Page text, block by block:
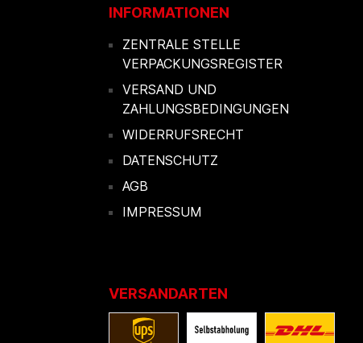
INFORMATIONEN
ZENTRALE STELLE
VERPACKUNGSREGISTER
VERSAND UND
ZAHLUNGSBEDINGUNGEN
WIDERRUFSRECHT
DATENSCHUTZ
AGB
IMPRESSUM
VERSANDARTEN